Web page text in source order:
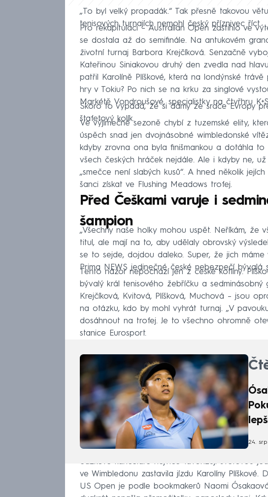
„To byl velký propadák.“ Tak přesně takovou
tenisových turnajích nemohl český příznivec říct.
Pro rekapitulaci – Australian Open zastihlo ve
se dostala až do semifinále. Na antukovém
životní turnaj Barbora Krejčíková. Senzačně
Kateřinou Siniakovou druhý den zvedla nad
patřil Karolíně Plíškové, která na londýnské trávě
hry v Tokiu? Po nich se na krku za singlové
Markétě Vondroušové, specialistky na čtyřhru
Skoro to vypadá, že si dámy ze srdce Evropy
štafetový kolík.
Ve výjimečné sezoně chybí z tuzemské elity,
úspěch snad jen dvojnásobné wimbledonské
kdyby zrovna ona byla finišmankou a dotáhla
všech českých hráček nejdále. Ale i kdyby ne,
„smečce není slabých kusů“. A hned několik
šanci získat ve Flushing Meadows trofej.
Před Češkami varuje i
šampion
„Všechny naše holky mohou uspět. Neříkám, že
titul, ale mají na to, aby udělaly obrovský
se to sejde, dojdou daleko. Super, že jich máme
Prima NEWS jedinečné české nebezpečí bývalá
Tento názor nepochází jen z české kotliny.
bývalý král tenisového žebříčku a sedminásobný
Krejčíková, Kvitová, Plíšková, Muchová – jsou
na otázku, kdo by mohl vyhrát turnaj. „V
dosáhnout na trofej. Je to všechno ohromně
stanice Eurosport.
24. srp
Sázkové kanceláře nejvíce favorizují světovou
ve Wimbledonu zastavila jízdu Karolíny Plíškové.
US Open je podle bookmakerů Naomi